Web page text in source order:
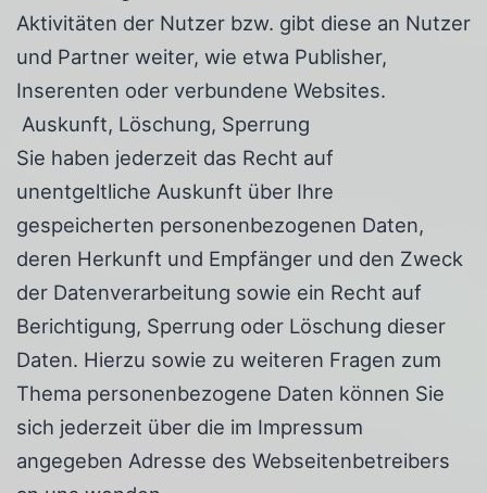
Aktivitäten der Nutzer bzw. gibt diese an Nutzer
und Partner weiter, wie etwa Publisher,
Inserenten oder verbundene Websites.
Auskunft, Löschung, Sperrung
Sie haben jederzeit das Recht auf
unentgeltliche Auskunft über Ihre
gespeicherten personenbezogenen Daten,
deren Herkunft und Empfänger und den Zweck
der Datenverarbeitung sowie ein Recht auf
Berichtigung, Sperrung oder Löschung dieser
Daten. Hierzu sowie zu weiteren Fragen zum
Thema personenbezogene Daten können Sie
sich jederzeit über die im Impressum
angegeben Adresse des Webseitenbetreibers